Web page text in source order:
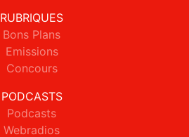
RUBRIQUES
Bons Plans
Emissions
Concours
PODCASTS
Podcasts
Webradios